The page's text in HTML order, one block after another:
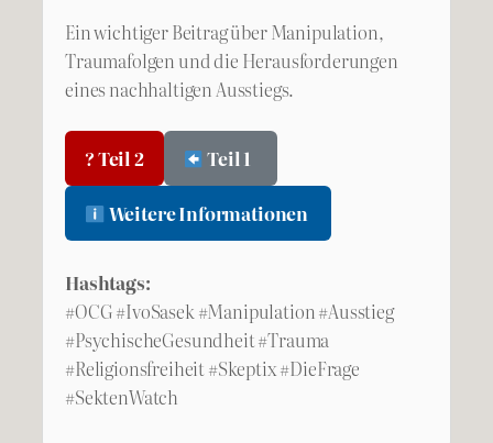
Ein wichtiger Beitrag über Manipulation,
Traumafolgen und die Herausforderungen
eines nachhaltigen Ausstiegs.
? Teil 2 Teil 1
Weitere Informationen
Hashtags:
#OCG #IvoSasek #Manipulation #Ausstieg
#PsychischeGesundheit #Trauma
#Religionsfreiheit #Skeptix #DieFrage
#SektenWatch